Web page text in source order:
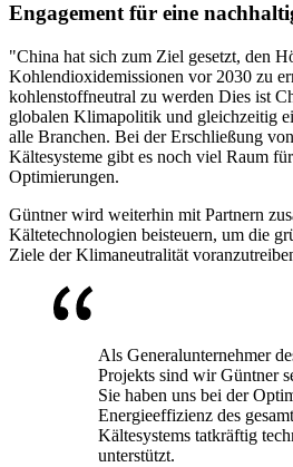
Engagement für eine
"China hat sich zum Ziel gesetzt, den
Kohlendioxidemissionen vor 2030 zu
kohlenstoffneutral zu werden Dies ist
globalen Klimapolitik und gleichzeitig
alle Branchen. Bei der Erschließung
Kältesysteme gibt es noch viel Raum
Optimierungen.
Güntner wird weiterhin mit Partnern
Kältetechnologien beisteuern, um die
Ziele der Klimaneutralität
Als Generalunternehmer
Projekts sind wir Güntner
Sie haben uns bei der
Energieeffizienz des
Kältesystems tatkräftig
unterstützt.